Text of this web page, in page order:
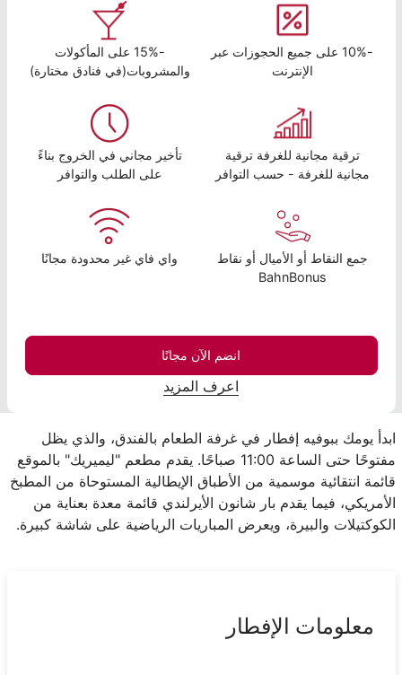
-10% على جميع الحجوزات عبر
الإنترنت
-15% على المأكولات
والمشروبات(في فنادق مختارة)
ترقية مجانية للغرفة ترقية
مجانية للغرفة - حسب التوافر
تأخير مجاني في الخروج بناءً
على الطلب والتوافر
جمع النقاط أو الأميال أو نقاط
BahnBonus
واي فاي غير محدودة مجانًا
انضم الآن مجانًا
اعرف المزيد
ابدأ يومك ببوفيه إفطار في غرفة الطعام بالفندق، والذي يظل
مفتوحًا حتى الساعة 11:00 صباحًا. يقدم مطعم "ليميريك" بالموقع
قائمة انتقائية موسمية من الأطباق الإيطالية المستوحاة من المطبخ
الأمريكي، فيما يقدم بار شانون الأيرلندي قائمة معدة بعناية من
الكوكتيلات والبيرة، ويعرض المباريات الرياضية على شاشة كبيرة.
معلومات الإفطار